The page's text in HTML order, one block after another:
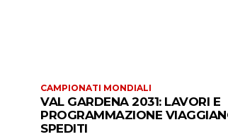
CAMPIONATI MONDIALI
VAL GARDENA 2031: LAVORI E
PROGRAMMAZIONE
SPEDITI